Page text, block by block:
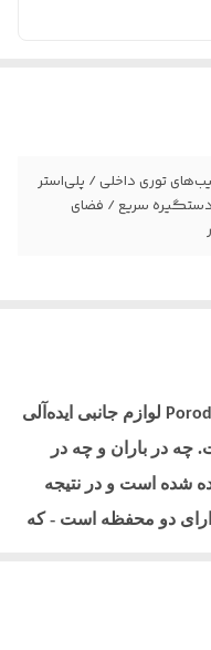
توری داخلی / پلی‌استر
دستگیره سریع / فضای
لوازم جانبی ایده‌آلی
در باران و چه در
شده است و در نتیجه
دو محفظه است - که
حال ویژگی‌های فضای